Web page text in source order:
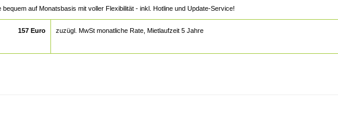
bequem auf Monatsbasis mit voller Flexibilität - inkl. Hotline und Update-Service!
157 Euro zuzügl. MwSt monatliche Rate, Mietlaufzeit 5 Jahre